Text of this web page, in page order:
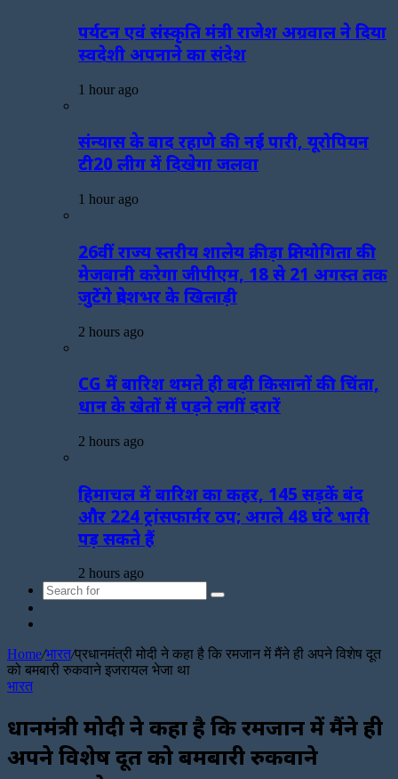
पर्यटन एवं संस्कृति मंत्री राजेश अग्रवाल ने दिया
स्वदेशी अपनाने का संदेश
1 hour ago
संन्यास के बाद रहाणे की नई पारी, यूरोपियन
टी20 लीग में दिखेगा जलवा
1 hour ago
26वीं राज्य स्तरीय शालेय क्रीड़ा प्रतियोगिता की
मेजबानी करेगा जीपीएम, 18 से 21 अगस्त तक
जुटेंगे प्रदेशभर के खिलाड़ी
2 hours ago
CG में बारिश थमते ही बढ़ी किसानों की चिंता,
धान के खेतों में पड़ने लगीं दरारें
2 hours ago
हिमाचल में बारिश का कहर, 145 सड़कें बंद
और 224 ट्रांसफार्मर ठप; अगले 48 घंटे भारी
पड़ सकते हैं
2 hours ago
Search
Home/भारत/प्रधानमंत्री मोदी ने कहा है कि रमजान में मैंने ही अपने विशेष दूत
को बमबारी रुकवाने इजरायल भेजा था
भारत
प्रधानमंत्री मोदी ने कहा है कि रमजान में मैंने ही
अपने विशेष दूत को बमबारी रुकवाने